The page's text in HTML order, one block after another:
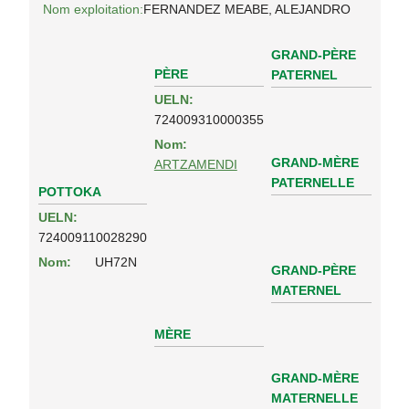
Nom exploitation:FERNANDEZ MEABE, ALEJANDRO
POTTOKA
UELN:
724009110028290
Nom:
UH72N
PÈRE
UELN:
724009310000355
Nom:
ARTZAMENDI
GRAND-PÈRE
PATERNEL
GRAND-MÈRE
PATERNELLE
MÈRE
GRAND-PÈRE
MATERNEL
GRAND-MÈRE
MATERNELLE